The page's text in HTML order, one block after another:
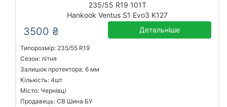
235/55 R19 101T
Hankook Ventus S1 Evo3 K127
3500 ₴ Детальніше
Типорозмір: 235/55 R19
Сезон: літня
Залишок протектора: 6 мм
Кількість: 4шт
Місто: Чернівці
Продавець: СВ Шина БУ